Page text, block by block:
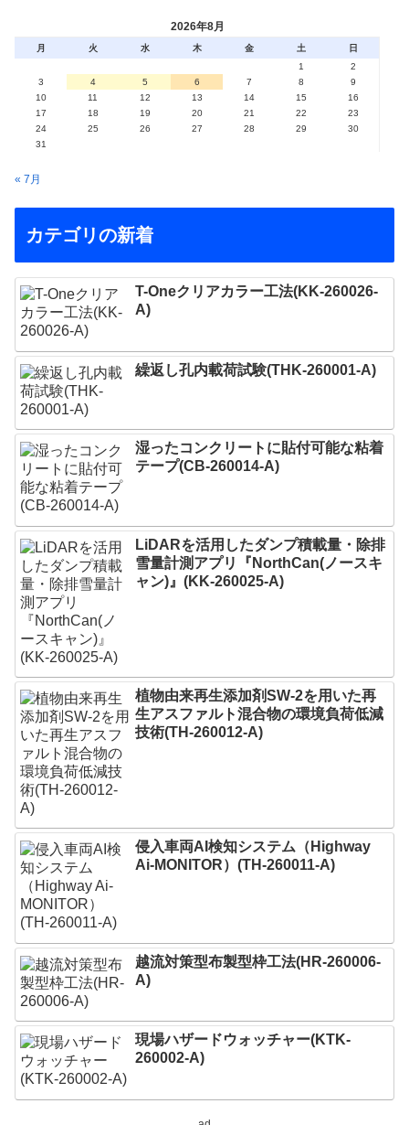
2026年8月
月 火 水 木 金 土
日
1
2
3
4 5 6 7 8
9
10
11 12 13 14 15
16
17
18 19 20 21 22
23
24
25 26 27 28 29
30
31
« 7月
カテゴリの新着
T-Oneクリアカラー工法(KK-260026-
A)
繰返し孔内載荷試験(THK-260001-A)
湿ったコンクリートに貼付可能な粘着
テープ(CB-260014-A)
LiDARを活用したダンプ積載量・除排
雪量計測アプリ『NorthCan(ノースキ
ャン)』(KK-260025-A)
植物由来再生添加剤SW-2を用いた再
生アスファルト混合物の環境負荷低減
技術(TH-260012-A)
侵入車両AI検知システム（Highway
Ai-MONITOR）(TH-260011-A)
越流対策型布製型枠工法(HR-260006-
A)
現場ハザードウォッチャー(KTK-
260002-A)